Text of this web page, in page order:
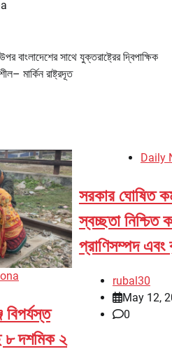
বাংলাদেশের সাথে যুক্তরাষ্ট্রের দ্বিপাক্ষিক
মার্কিন রাষ্ট্রদূত
বিপর্যস্ত
৮ দশমিক ২
Daily
সরকার ঘোষিত
স্বচ্ছতা
প্রাণিসম্পদ এবং
rubal30
May 12,
0